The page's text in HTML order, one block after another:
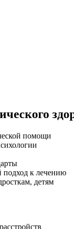
помощи
подход к лечению
детям